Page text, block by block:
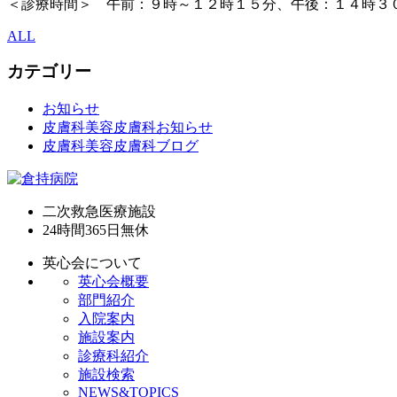
＜診療時間＞ 午前：９時～１２時１５分、午後：１４時３
ALL
カテゴリー
お知らせ
皮膚科美容皮膚科お知らせ
皮膚科美容皮膚科ブログ
二次救急医療施設
24時間365日 無休
英心会について
英心会概要
部門紹介
入院案内
施設案内
診療科紹介
施設検索
NEWS&TOPICS